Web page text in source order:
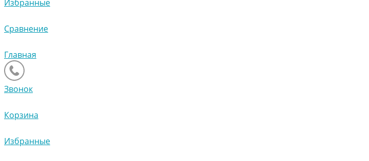
Избранные
Сравнение
Главная
Звонок
Корзина
Избранные